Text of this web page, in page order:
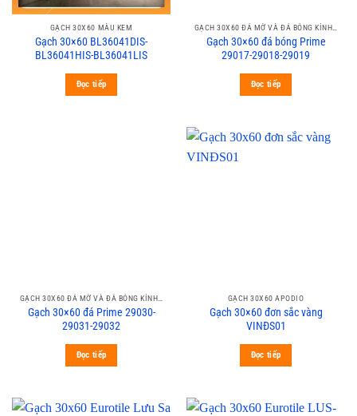
GẠCH 30X60 MÀU KEM
Gạch 30×60 BL36041DIS-
BL36041HIS-BL36041LIS
Đọc tiếp
Gạch 30×60 đá bóng Prime
29017-29018-29019
Đọc tiếp
GẠCH 30X60 ĐÁ MỜ VÀ ĐÁ BÓNG KÍNH PRIME
Gạch 30×60 đá Prime 29030-
29031-29032
Đọc tiếp
GẠCH 30X60 APODIO
Gạch 30×60 đơn sắc vàng
VINĐS01
Đọc tiếp